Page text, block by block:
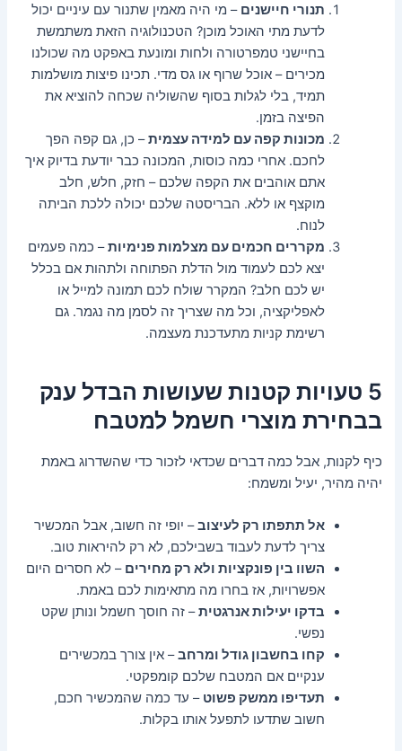
תנורי חיישנים – מי היה מאמין שתנור עם עיניים יכול
לדעת מתי האוכל מוכן? הטכנולוגיה הזאת משתמשת
בחיישני טמפרטורה ולחות ומונעת באפקט מה שכולנו
מכירים – אוכל שרוף או גס מדי. תכינו פיצות מושלמות
תמיד, בלי לגלות בסוף שהשוליה שכחה להוציא את
הפיצה בזמן.
מכונות קפה עם למידה עצמית– כן, גם קפה הפך
לחכם. אחרי כמה כוסות, המכונה כבר יודעת בדיוק איך
אתם אוהבים את הקפה שלכם – חזק, חלש, חלב
מוקצף או ללא. הבריסטה שלכם יכולה ללכת הביתה
לנוח.
מקררים חכמים עם מצלמות פנימיות– כמה פעמים
יצא לכם לעמוד מול הדלת הפתוחה ולתהות אם בכלל
יש לכם חלב? המקרר שולח לכם תמונה למייל או
לאפליקציה, וכל מה שצריך זה לסמן מה נגמר. גם
רשימת קניות מתעדכנת מעצמה.
5 טעויות קטנות שעושות הבדל ענק
בבחירת מוצרי חשמל למטבח
כיף לקנות, אבל כמה דברים שכדאי לזכור כדי שהשדרוג באמת
יהיה מהיר, יעיל ומשמח:
אל תתפתו רק לעיצוב– יופי זה חשוב, אבל המכשיר
צריך לדעת לעבוד בשבילכם, לא רק להיראות טוב.
השוו בין פונקציות ולא רק מחירים – לא חסרים היום
אפשרויות, אז בחרו מה מתאימות לכם באמת.
בדקו יעילות אנרגטית– זה חוסך חשמל ונותן שקט
נפשי.
קחו בחשבון גודל ומרחב– אין צורך במכשירים
ענקיים אם המטבח שלכם קומפקטי.
תעדיפו ממשק פשוט – עד כמה שהמכשיר חכם,
חשוב שתדעו לתפעל אותו בקלות.